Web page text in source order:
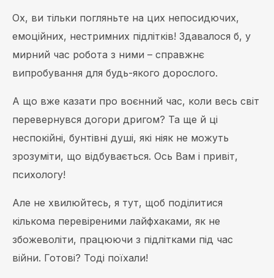
Ох, ви тільки погляньте на цих непосидючих,
емоційних, нестримних підлітків! Здавалося б, у
мирний час робота з ними – справжнє
випробування для будь-якого дорослого.
А що вже казати про воєнний час, коли весь світ
перевернувся догори дригом? Та ще й ці
неспокійні, бунтівні душі, які ніяк не можуть
зрозуміти, що відбувається. Ось Вам і привіт,
психологу!
Але не хвилюйтесь, я тут, щоб поділитися
кількома перевіреними лайфхаками, як не
збожеволіти, працюючи з підлітками під час
війни. Готові? Тоді поїхали!